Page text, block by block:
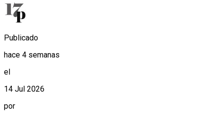
Publicado
hace 4 semanas
el
14 Jul 2026
por